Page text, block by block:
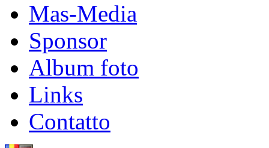
Mas-Media
Sponsor
Album foto
Links
Contatto